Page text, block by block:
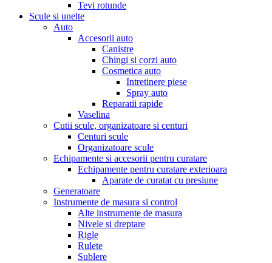
Tevi rotunde
Scule si unelte
Auto
Accesorii auto
Canistre
Chingi si corzi auto
Cosmetica auto
Intretinere piese
Spray auto
Reparatii rapide
Vaselina
Cutii scule, organizatoare si centuri
Centuri scule
Organizatoare scule
Echipamente si accesorii pentru curatare
Echipamente pentru curatare exterioara
Aparate de curatat cu presiune
Generatoare
Instrumente de masura si control
Alte instrumente de masura
Nivele si dreptare
Rigle
Rulete
Sublere